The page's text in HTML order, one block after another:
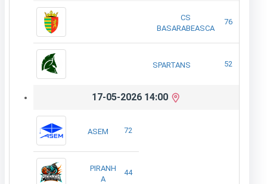
CS
BASARABEASCA
76
SPARTANS 52
17-05-2026 14:00
ASEM 72
PIRANH
A
44